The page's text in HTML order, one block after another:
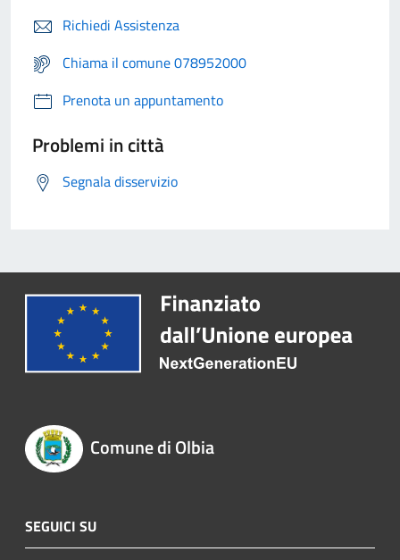
Richiedi Assistenza
Chiama il comune 078952000
Prenota un appuntamento
Problemi in città
Segnala disservizio
Comune di Olbia
SEGUICI SU